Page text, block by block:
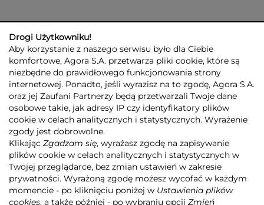
GRUPA AGORA DLA INWESTORÓW DLA MEDIÓW
REKLAMA
ESG
KONTAKT
© 2026 Copyright AGORA SA
POLITYKA PRYWATNOŚCI AGORA S.A.
POLITYKA PRYWATNOŚCI SERWISU AGORA.PL
POLITYKA TRANSPARENTNOŚCI
ZASTRZEŻENIE PRAWNOAUTORSKIE
INFORMACJE O USŁUGACH MEDIALNYCH
MAPA SERWISU RSS
Drogi Użytkowniku!
Aby korzystanie z naszego serwisu było dla Ciebie
komfortowe, Agora S.A. przetwarza pliki cookie, które są
niezbędne do prawidłowego funkcjonowania strony
internetowej. Ponadto, jeśli wyrazisz na to zgodę, Agora S.A.
oraz jej Zaufani Partnerzy będą przetwarzali Twoje dane
osobowe takie, jak adresy IP czy identyfikatory plików
cookie w celach analitycznych i statystycznych. Wyrażenie
zgody jest dobrowolne.
Klikając Zgadzam się, wyrażasz zgodę na zapisywanie
plików cookie w celach analitycznych i statystycznych w
Twojej przeglądarce, bez zmian ustawień w zakresie
prywatności. Wyrażoną zgodę możesz wycofać w każdym
momencie - po kliknięciu poniżej w Ustawienia plików
cookies, a także później - po wybraniu opcji Zmień